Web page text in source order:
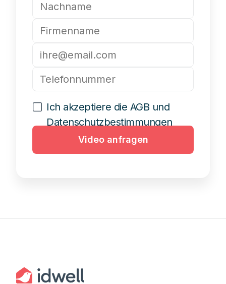
Ich akzeptiere die AGB und
Datenschutzbestimmungen
Video anfragen